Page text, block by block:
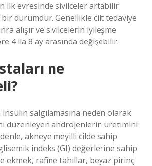
ilk evresinde sivilceler artabilir
bir durumdur. Genellikle cilt tedaviye
alışır ve sivilcelerin iyileşme
4 ila 8 ay arasında değişebilir.
ne
salgılamasına neden olarak
düzenleyen androjenlerin üretimini
akneye meyilli cilde sahip
indeks (GI) değerlerine sahip
ekmek, rafine tahıllar, beyaz pirinç